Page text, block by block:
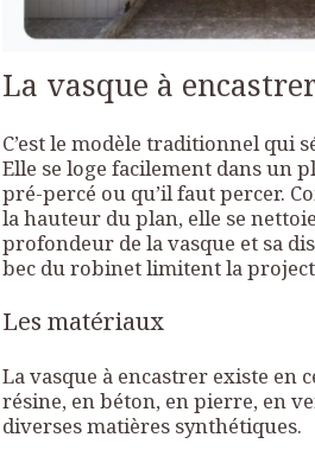
La vasque à
C’est le modèle traditionnel qui
Elle se loge facilement dans un
pré-percé ou qu’il faut percer.
la hauteur du plan, elle se
profondeur de la vasque et sa
bec du robinet limitent la
Les matériaux
La vasque à encastrer existe en
résine, en béton, en pierre, en
diverses matières synthétiques.